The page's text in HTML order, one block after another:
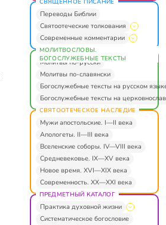
Переводы Библии
Святоотеческие толкования
Современные комментарии
МОЛИТВОСЛОВЫ.
БОГОСЛУЖЕБНЫЕ ТЕКСТЫ
Молитвы по-русски
Молитвы по-славянски
Богослужебные тексты на русском
Богослужебные тексты на
СВЯТООТЕЧЕСКОЕ НАСЛЕДИЕ
Мужи апостольские. I—II века
Апологеты. II—III века
Вселенские соборы. IV—VIII века
Средневековье. IX—XV века
Новое время. XVI—XIX века
Современность. XX—XXI века
ПРЕДМЕТНЫЙ КАТАЛОГ
Практика духовной жизни
Систематическое богословие